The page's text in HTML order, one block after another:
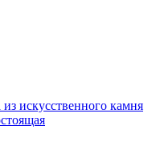
искусственного камня